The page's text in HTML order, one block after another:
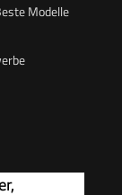
Modelle